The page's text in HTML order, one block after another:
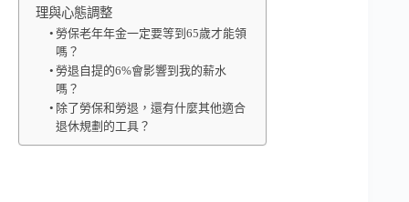
理與心態調整
勞保老年年金一定要等到65歲才能領
嗎？
勞退自提的6%會影響到我的薪水
嗎？
除了勞保和勞退，還有什麼其他適合
退休規劃的工具？